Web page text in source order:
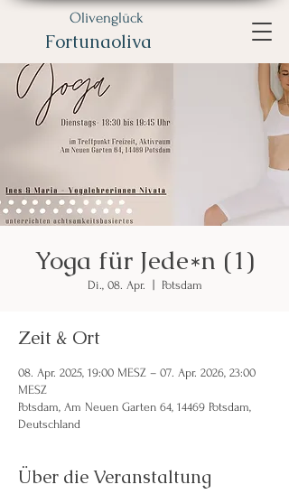
Olivenglück
Fortunaoliva
Yoga für Jede*n (1)
Di., 08. Apr. Potsdam
Zeit & Ort
08. Apr. 2025, 19:00 MESZ – 07. Apr. 2026, 23:00
MESZ
Potsdam, Am Neuen Garten 64, 14469 Potsdam,
Deutschland
Über die Veranstaltung